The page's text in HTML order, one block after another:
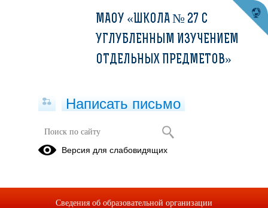
Охрана здоровья. Памятки
МАОУ «ШКОЛА № 27 С
УГЛУБЛЕННЫМ ИЗУЧЕНИЕМ
ОТДЕЛЬНЫХ ПРЕДМЕТОВ»
Написать письмо
Версия для слабовидящих
Сведения об образовательной организации